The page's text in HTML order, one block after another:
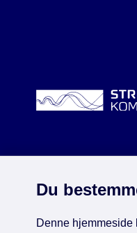
Du
Denne